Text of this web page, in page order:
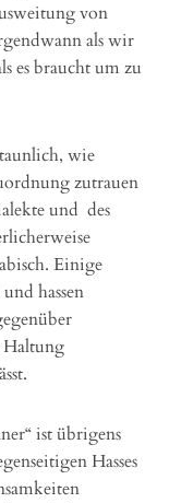
von
als wir
es braucht um zu
wie
zutrauen
und des
Einige
hassen
Haltung
ist übrigens
Hasses